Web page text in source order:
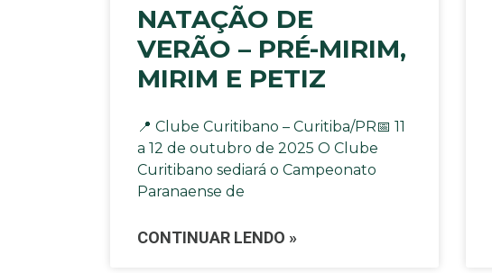
NATAÇÃO DE
VERÃO – PRÉ-MIRIM,
MIRIM E PETIZ
📍 Clube Curitibano – Curitiba/PR📅 11
a 12 de outubro de 2025 O Clube
Curitibano sediará o Campeonato
Paranaense de
CONTINUAR LENDO »